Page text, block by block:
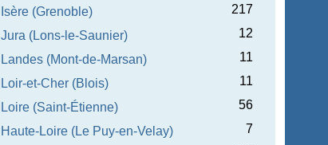
Isère (Grenoble)
217
Jura (Lons-le-Saunier)
12
Landes (Mont-de-Marsan)
11
Loir-et-Cher (Blois)
11
Loire (Saint-Étienne)
56
Haute-Loire (Le Puy-en-Velay)
7